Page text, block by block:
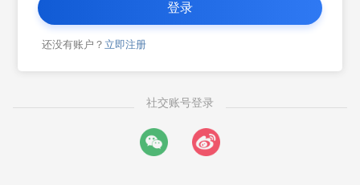
登录
还没有账户？ 立即注册
社交账号登录